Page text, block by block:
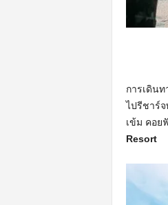
การเดิน
ไปรีชาร์
เข้ม คอย
Resort